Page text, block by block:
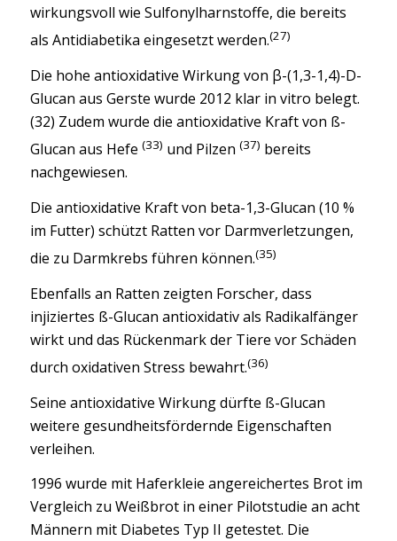
wirkungsvoll wie Sulfonylharnstoffe, die bereits
als Antidiabetika eingesetzt werden.(27)
Die hohe antioxidative Wirkung von β-(1,3-1,4)-D-
Glucan aus Gerste wurde 2012 klar in vitro belegt.
(32) Zudem wurde die antioxidative Kraft von ß-
Glucan aus Hefe (33) und Pilzen (37) bereits
nachgewiesen.
Die antioxidative Kraft von beta-1,3-Glucan (10 %
im Futter) schützt Ratten vor Darmverletzungen,
die zu Darmkrebs führen können.(35)
Ebenfalls an Ratten zeigten Forscher, dass
injiziertes ß-Glucan antioxidativ als Radikalfänger
wirkt und das Rückenmark der Tiere vor Schäden
durch oxidativen Stress bewahrt.(36)
Seine antioxidative Wirkung dürfte ß-Glucan
weitere gesundheitsfördernde Eigenschaften
verleihen.
1996 wurde mit Haferkleie angereichertes Brot im
Vergleich zu Weißbrot in einer Pilotstudie an acht
Männern mit Diabetes Typ II getestet. Die